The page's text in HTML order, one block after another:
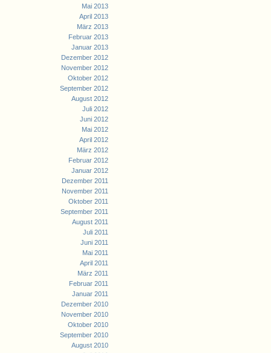
Mai 2013
April 2013
März 2013
Februar 2013
Januar 2013
Dezember 2012
November 2012
Oktober 2012
September 2012
August 2012
Juli 2012
Juni 2012
Mai 2012
April 2012
März 2012
Februar 2012
Januar 2012
Dezember 2011
November 2011
Oktober 2011
September 2011
August 2011
Juli 2011
Juni 2011
Mai 2011
April 2011
März 2011
Februar 2011
Januar 2011
Dezember 2010
November 2010
Oktober 2010
September 2010
August 2010